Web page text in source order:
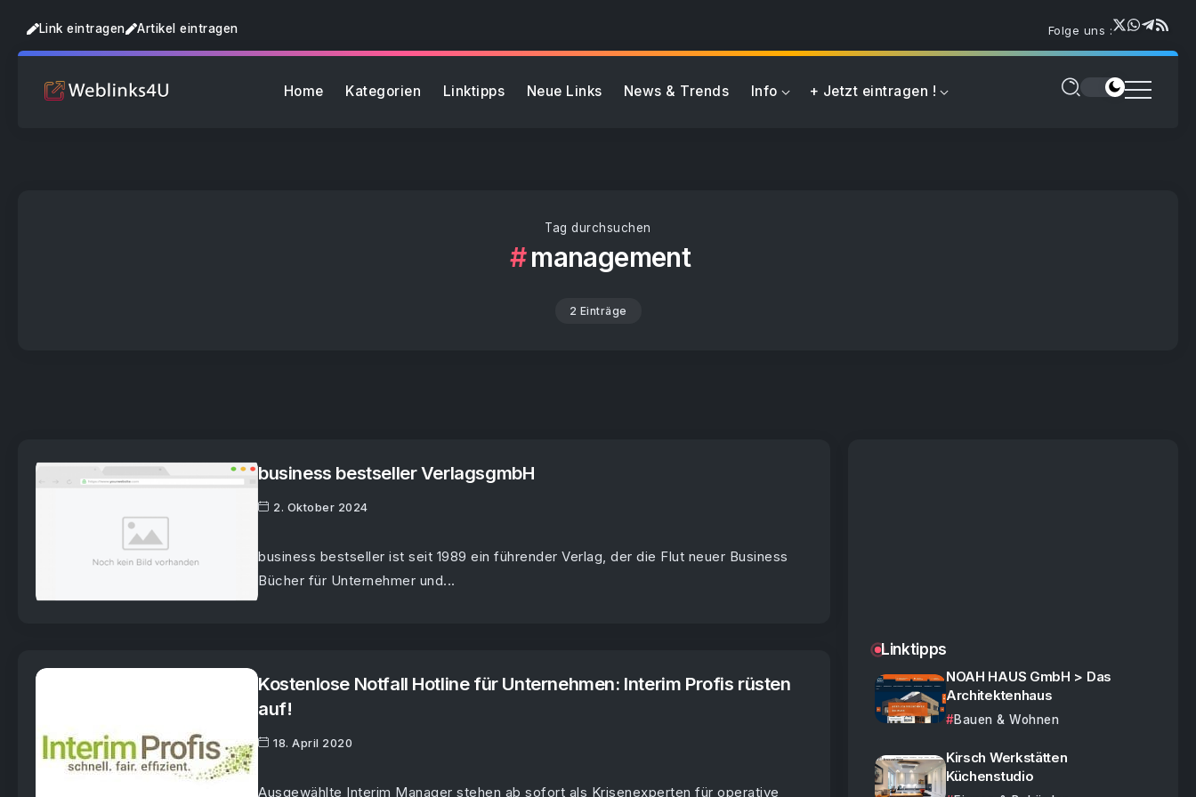
Link eintragen Artikel eintragen Folge uns :
Home Kategorien Linktipps Neue Links News & Trends Info + Jetzt eintragen !
Tag durchsuchen
management
2 Einträge
business bestseller VerlagsgmbH
2. Oktober 2024
business bestseller ist seit 1989 ein führender Verlag, der die Flut neuer Business
Bücher für Unternehmer und...
Kostenlose Notfall Hotline für Unternehmen: Interim Profis rüsten
auf!
18. April 2020
Ausgewählte Interim Manager stehen ab sofort als Krisenexperten für operative
Linktipps
NOAH HAUS GmbH > Das
Architektenhaus
Bauen & Wohnen
Kirsch Werkstätten
Küchenstudio